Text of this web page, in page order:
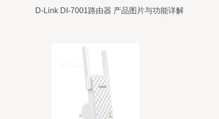
D-Link DI-7001路由器 产品图片与功能详解